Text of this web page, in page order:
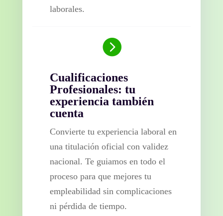
laborales.

Cualificaciones
Profesionales: tu
experiencia también
cuenta
Convierte tu experiencia laboral en
una titulación oficial con validez
nacional. Te guiamos en todo el
proceso para que mejores tu
empleabilidad sin complicaciones
ni pérdida de tiempo.